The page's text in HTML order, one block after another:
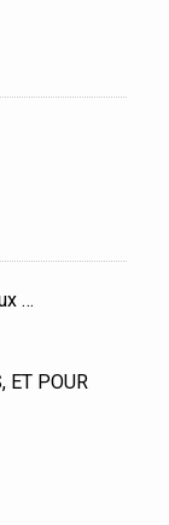
…
ET POUR